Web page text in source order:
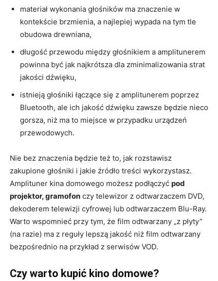
materiał wykonania głośników ma znaczenie w
kontekście brzmienia, a najlepiej wypada na tym tle
obudowa drewniana,
długość przewodu między głośnikiem a amplitunerem
powinna być jak najkrótsza dla zminimalizowania strat
jakości dźwięku,
istnieją głośniki łączące się z amplitunerem poprzez
Bluetooth, ale ich jakość dźwięku zawsze będzie nieco
gorsza, niż ma to miejsce w przypadku urządzeń
przewodowych.
Nie bez znaczenia będzie też to, jak rozstawisz
zakupione głośniki i jakie źródło treści wykorzystasz.
Amplituner kina domowego możesz podłączyć pod
projektor, gramofon czy telewizor z odtwarzaczem DVD,
dekoderem telewizji cyfrowej lub odtwarzaczem Blu-Ray.
Warto wspomnieć przy tym, że film odtwarzany „z płyty”
(na razie) ma z reguły lepszą jakość niż film odtwarzany
bezpośrednio na przykład z serwisów VOD.
Czy warto kupić kino domowe?